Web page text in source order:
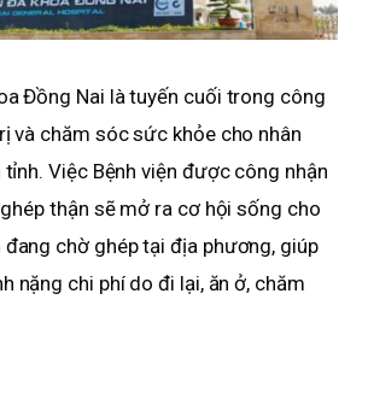
Đồng Nai là tuyến cuối trong công
và chăm sóc sức khỏe cho nhân
Việc Bệnh viện được công nhận
thận sẽ mở ra cơ hội sống cho
đang chờ ghép tại địa phương, giúp
nặng chi phí do đi lại, ăn ở, chăm